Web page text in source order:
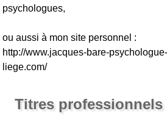
psychologues,
ou aussi à mon site personnel :
http://www.jacques-bare-
liege.com/
Titres professionnels